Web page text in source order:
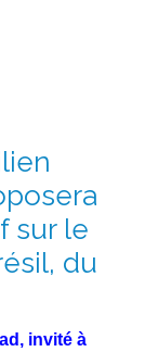
sur le
du
invité à